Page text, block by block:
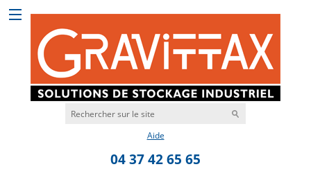
Aide
04 37 42 65 65